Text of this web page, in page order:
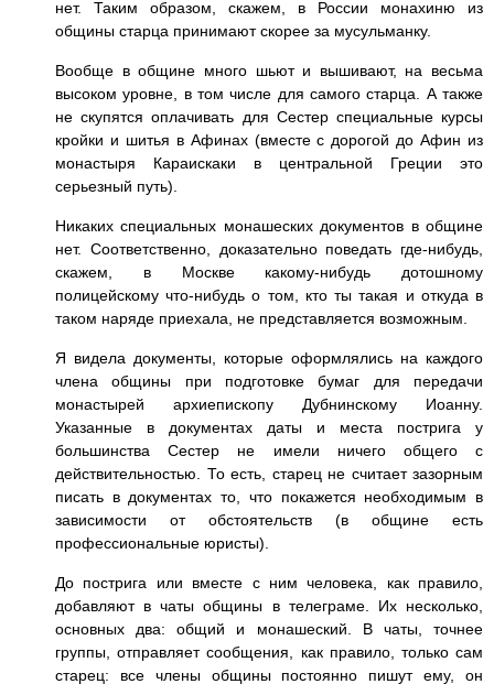
нет. Таким образом, скажем, в России монахиню из
общины старца принимают скорее за мусульманку.
Вообще в общине много шьют и вышивают, на весьма
высоком уровне, в том числе для самого старца. А также
не скупятся оплачивать для Сестер специальные курсы
кройки и шитья в Афинах (вместе с дорогой до Афин из
монастыря Караискаки в центральной Греции это
серьезный путь).
Никаких специальных монашеских документов в общине
нет. Соответственно, доказательно поведать где-нибудь,
скажем, в Москве какому-нибудь дотошному
полицейскому что-нибудь о том, кто ты такая и откуда в
таком наряде приехала, не представляется возможным.
Я видела документы, которые оформлялись на каждого
члена общины при подготовке бумаг для передачи
монастырей архиепископу Дубнинскому Иоанну.
Указанные в документах даты и места пострига у
большинства Сестер не имели ничего общего с
действительностью. То есть, старец не считает зазорным
писать в документах то, что покажется необходимым в
зависимости от обстоятельств (в общине есть
профессиональные юристы).
До пострига или вместе с ним человека, как правило,
добавляют в чаты общины в телеграме. Их несколько,
основных два: общий и монашеский. В чаты, точнее
группы, отправляет сообщения, как правило, только сам
старец: все члены общины постоянно пишут ему, он